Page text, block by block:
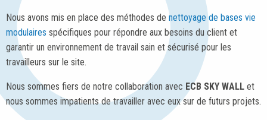
Nous avons mis en place des méthodes de nettoyage de bases vie
modulaires spécifiques pour répondre aux besoins du client et
garantir un environnement de travail sain et sécurisé pour les
travailleurs sur le site.
Nous sommes fiers de notre collaboration avec ECB SKY WALL et
nous sommes impatients de travailler avec eux sur de futurs projets.